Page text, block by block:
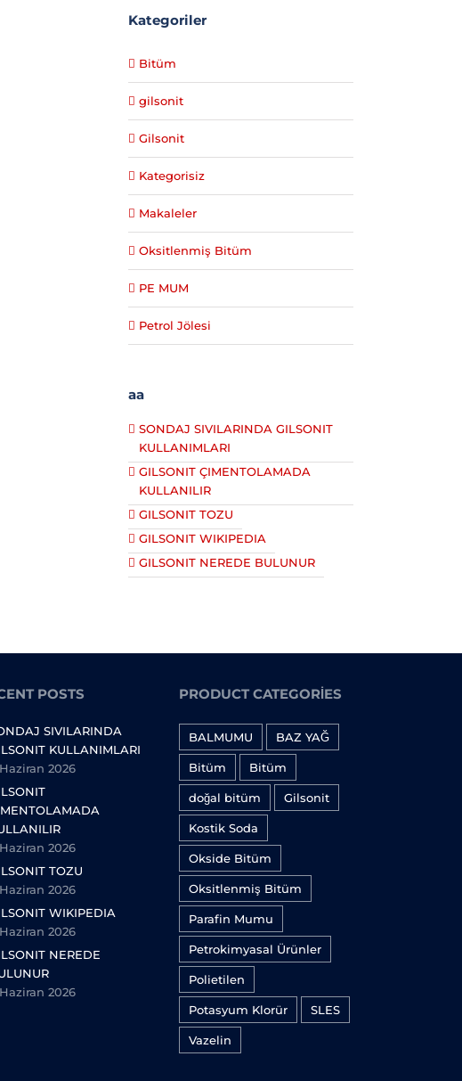
Kategoriler
Bitüm
gilsonit
Gilsonit
Kategorisiz
Makaleler
Oksitlenmiş Bitüm
PE MUM
Petrol Jölesi
aa
SONDAJ SIVILARINDA GILSONIT
KULLANIMLARI
GILSONIT ÇIMENTOLAMADA
KULLANILIR
GILSONIT TOZU
GILSONIT WIKIPEDIA
GILSONIT NEREDE BULUNUR
POSTS
SIVILARINDA
KULLANIMLARI
2026
2026
TOZU
2026
WIKIPEDIA
2026
NEREDE
2026
PRODUCT CATEGORIES
BALMUMU BAZ YAĞ
Bitüm Bitüm
doğal bitüm Gilsonit
Kostik Soda
Okside Bitüm
Oksitlenmiş Bitüm
Parafin Mumu
Petrokimyasal Ürünler
Polietilen
Potasyum Klorür SLES
Vazelin